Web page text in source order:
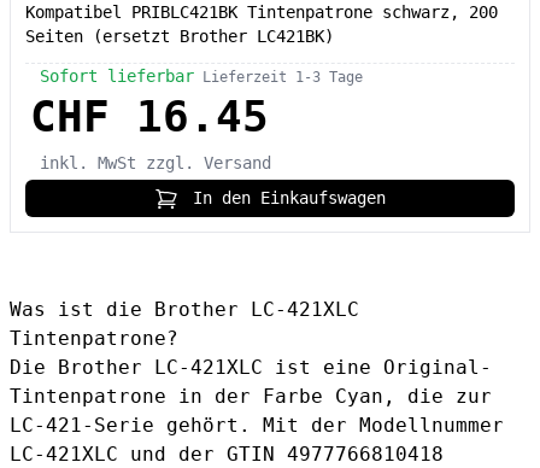
Kompatibel PRIBLC421BK Tintenpatrone schwarz, 200
Seiten (ersetzt Brother LC421BK)
Sofort lieferbar Lieferzeit 1-3 Tage
CHF 16.45
inkl. MwSt
zzgl. Versand
In den Einkaufswagen
Was ist die Brother LC-421XLC
Tintenpatrone?
Die Brother LC-421XLC ist eine Original-
Tintenpatrone in der Farbe Cyan, die zur
LC-421-Serie gehört. Mit der Modellnummer
LC-421XLC und der GTIN 4977766810418